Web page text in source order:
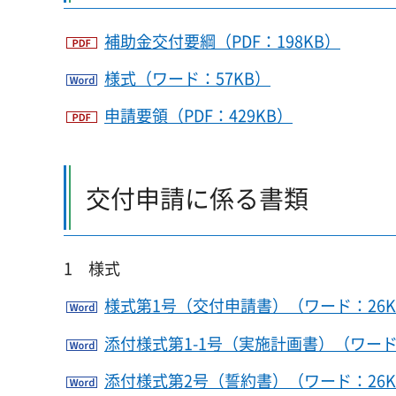
補助金交付要綱（PDF：198KB）
様式（ワード：57KB）
申請要領（PDF：429KB）
交付申請に係る書類
1 様式
様式第1号（交付申請書）（ワード：
添付様式第1-1号（実施計画書）（ワード
添付様式第2号（誓約書）（ワード：